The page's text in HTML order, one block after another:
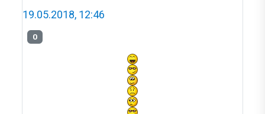
19.05.2018, 12:46
0